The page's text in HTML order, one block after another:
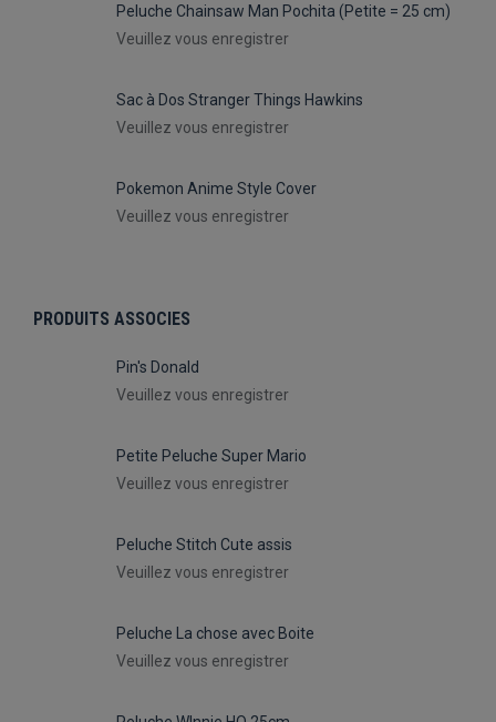
Peluche Chainsaw Man Pochita (Petite = 25 cm)
Veuillez vous enregistrer
Sac à Dos Stranger Things Hawkins
Veuillez vous enregistrer
Pokemon Anime Style Cover
Veuillez vous enregistrer
PRODUITS ASSOCIES
Pin's Donald
Veuillez vous enregistrer
Petite Peluche Super Mario
Veuillez vous enregistrer
Peluche Stitch Cute assis
Veuillez vous enregistrer
Peluche La chose avec Boite
Veuillez vous enregistrer